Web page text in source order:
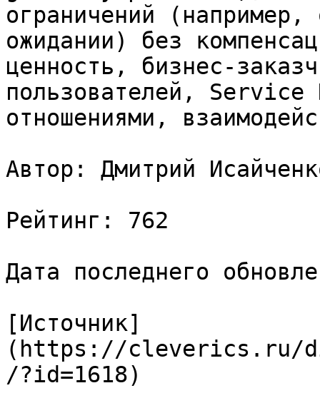
ограничений
ожидании) без
ценность, бизнес-
пользователей,
отношениями,
Автор: Дмитрий
Рейтинг: 762
Дата последнего
[Источник]
(https://cleverics.ru/
/?id=1618)